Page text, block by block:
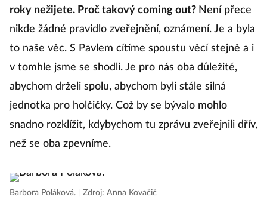
roky nežijete. Proč takový coming out? Není přece
nikde žádné pravidlo zveřejnění, oznámení. Je a byla
to naše věc. S Pavlem cítíme spoustu věcí stejně a i
v tomhle jsme se shodli. Je pro nás oba důležité,
abychom drželi spolu, abychom byli stále silná
jednotka pro holčičky. Což by se bývalo mohlo
snadno rozklížit, kdybychom tu zprávu zveřejnili dřív,
než se oba zpevníme.
Barbora Poláková. Zdroj: Anna Kovačič